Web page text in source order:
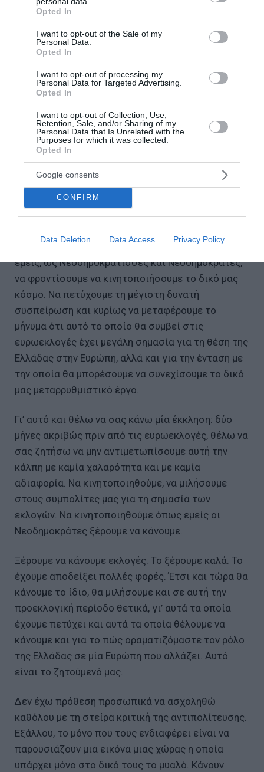
grant or deny consent to Google and its third-party tags to
use your data for below specified purposes in below Google
consent section.
Opted In
I want to opt-out of the Sale of my
Personal Data.
Opted In
I want to opt-out of processing my
Personal Data for Targeted Advertising.
Opted In
I want to opt-out of Collection, Use,
Retention, Sale, and/or Sharing of my
Personal Data that Is Unrelated with the
Purposes for which it was collected.
Opted In
Google consents
CONFIRM
Data Deletion Data Access Privacy Policy
παράπονα, ούτε για άστοχες διαφοροποιήσεις,
πρώτος ο οποίος αναγνωρίζω ότι δεν
μετατράπηκε η Ελλάδα σε παράδεισο από τη μία
στιγμή στην άλλη, ούτε έχουμε λύσει όλα τα
προβλήματα. Αντίθετα, έχουμε πολλή δουλειά
εμπιστεύτηκαν στις εκλογές του Μαΐου και του
Ιουνίου, είμαι σίγουρος ότι αυτή την εμπιστοσύνη
τους θα την ανανεώσουν στην κάλπη του Ιουνίου
του 2024.
Αυτή η κάλπη έχει ένα χαρακτηριστικό: σε
αντίθεση με άλλες ευρωεκλογές δεν συμπίπτει
εκλογές, ούτε με εθνικές εκλογές. Οπότε πρέπει
εμείς, ως Νεοδημοκράτισσες και Νεοδημοκράτες,
να φροντίσουμε να κινητοποιήσουμε το δικό μας
κόσμο. Να πετύχουμε τη μέγιστη δυνατή
συσπείρωση και κυρίως να μεταφέρουμε το
μήνυμα ότι αυτό το οποίο θα συμβεί στις
ευρωεκλογές έχει μεγάλη σημασία για τη θέση της
Ελλάδας στην Ευρώπη, αλλά και για την ένταση με
την οποία θα μπορέσουμε να συνεχίσουμε το δικό
μας μεταρρυθμιστικό έργο.
Γι’ αυτό και θέλω να σας κάνω μία έκκληση: δύο
μήνες ακριβώς πριν από τις ευρωεκλογές, θέλω να
σας ζητήσω να μην αντιμετωπίσουμε αυτή την
κάλπη με καμία χαλαρότητα και με καμία
αδιαφορία. Να κινητοποιηθούμε, να μιλήσουμε
στους συμπολίτες μας για τη σημασία των
εκλογών. Να κινητοποιηθούμε όπως εμείς οι
Νεοδημοκράτες ξέρουμε να κάνουμε.
Ξέρουμε να κάνουμε εκλογές. Το ξέρουμε καλά. Το
έχουμε αποδείξει πολλές φορές. Έτσι και τώρα θα
κάνουμε το ίδιο, θα μιλήσουμε και σε αυτή την
προεκλογική περίοδο θετικά, γι’ αυτά τα οποία
έχουμε πετύχει και αυτά τα οποία θέλουμε να
κάνουμε και για το πώς οραματιζόμαστε τον ρόλο
της Ελλάδας σε μία Ευρώπη που αλλάζει. Αυτό
είναι το ζητούμενό μας.
Δεν έχω πρόθεση προσωπικά να ασχοληθώ
καθόλου με τη στείρα κριτική της αντιπολίτευσης.
Εξάλλου, το μόνο που τους ενδιαφέρει είναι να
παρουσιάζουν μια εικόνα μιας χώρας η οποία
υπάρχει μόνο στο δικό τους το μυαλό. Κάνουν